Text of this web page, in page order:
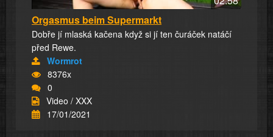
Orgasmus beim Supermarkt
Dobře jí mlaská kačena když si jí ten čuráček natáčí
před Rewe.
Wormrot
8376x
0
Video / XXX
17/01/2021